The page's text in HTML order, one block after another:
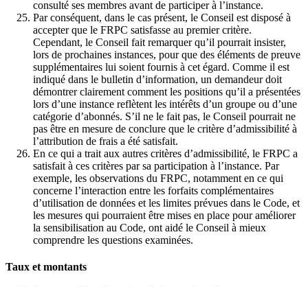
consulté ses membres avant de participer à l’instance.
Par conséquent, dans le cas présent, le Conseil est disposé à
accepter que le FRPC satisfasse au premier critère.
Cependant, le Conseil fait remarquer qu’il pourrait insister,
lors de prochaines instances, pour que des éléments de preuve
supplémentaires lui soient fournis à cet égard. Comme il est
indiqué dans le bulletin d’information, un demandeur doit
démontrer clairement comment les positions qu’il a présentées
lors d’une instance reflètent les intérêts d’un groupe ou d’une
catégorie d’abonnés. S’il ne le fait pas, le Conseil pourrait ne
pas être en mesure de conclure que le critère d’admissibilité à
l’attribution de frais a été satisfait.
En ce qui a trait aux autres critères d’admissibilité, le FRPC a
satisfait à ces critères par sa participation à l’instance. Par
exemple, les observations du FRPC, notamment en ce qui
concerne l’interaction entre les forfaits complémentaires
d’utilisation de données et les limites prévues dans le Code, et
les mesures qui pourraient être mises en place pour améliorer
la sensibilisation au Code, ont aidé le Conseil à mieux
comprendre les questions examinées.
Taux et montants